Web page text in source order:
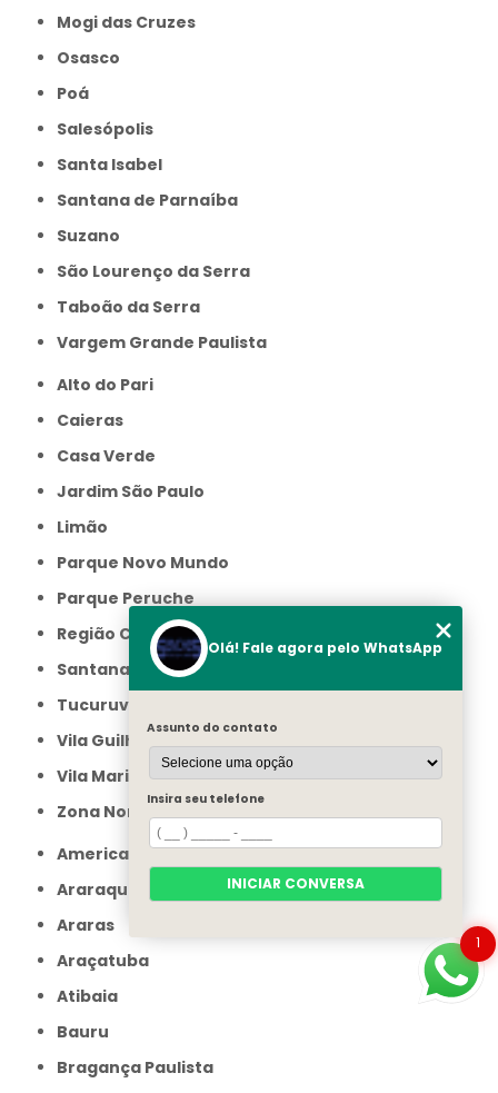
Mogi das Cruzes
Osasco
Poá
Salesópolis
Santa Isabel
Santana de Parnaíba
Suzano
São Lourenço da Serra
Taboão da Serra
Vargem Grande Paulista
Alto do Pari
Caieras
Casa Verde
Jardim São Paulo
Limão
Parque Novo Mundo
Parque Peruche
Região Central
Santana
Tucuruvi
Vila Guilherme
Vila Maria
Zona Norte
Americana
Araraquara
Araras
Araçatuba
Atibaia
Bauru
Bragança Paulista
1
Olá! Fale agora pelo WhatsApp
Assunto do contato
Insira seu telefone
INICIAR CONVERSA